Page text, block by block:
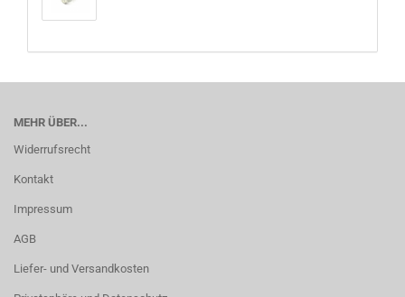
MEHR ÜBER...
Widerrufsrecht
Kontakt
Impressum
AGB
Liefer- und Versandkosten